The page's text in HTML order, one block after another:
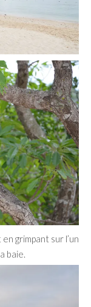
grimpant sur l’un
baie.